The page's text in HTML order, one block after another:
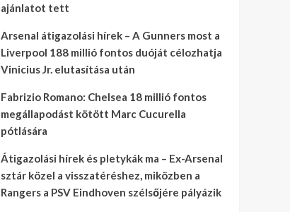
ajánlatot tett
Arsenal átigazolási hírek – A Gunners most a
Liverpool 188 millió fontos duóját célozhatja
Vinicius Jr. elutasítása után
Fabrizio Romano: Chelsea 18 millió fontos
megállapodást kötött Marc Cucurella
pótlására
Átigazolási hírek és pletykák ma – Ex-Arsenal
sztár közel a visszatéréshez, miközben a
Rangers a PSV Eindhoven szélsőjére pályázik